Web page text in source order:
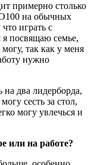
примерно столько
на обычных
играть с
я посвящаю семье,
так как у меня
нужно
два лидерборда,
сесть за стол,
могу увлечься и
или на работе?